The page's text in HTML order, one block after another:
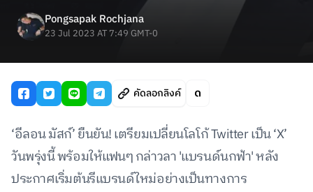
Pongsapak Rochjana
23 Jul 2023 AT 7:49 GMT-0
คัดลอกลิงค์
‘อีลอน มัสก์’ ยืนยัน! เตรียมเปลี่ยนโลโก้ Twitter เป็น ‘X’
วันพรุ่งนี้ พร้อมให้แฟนๆ กล่าวลา 'แบรนด์นกฟ้า' หลัง
ประกาศเริ่มต้นรีแบรนด์ใหม่อย่างเป็นทางการ